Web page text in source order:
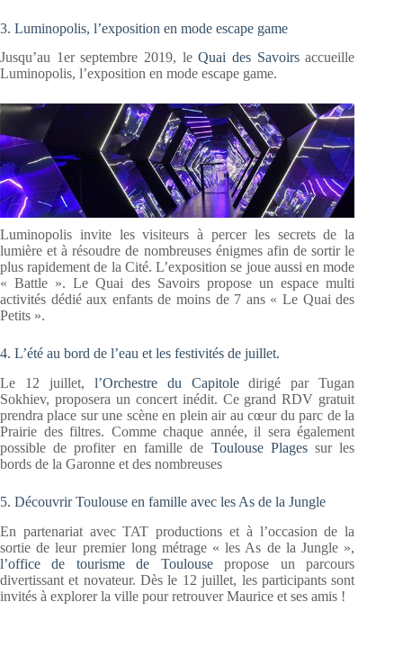
3. Luminopolis, l’exposition en mode escape game
Jusqu’au 1er septembre 2019, leQuai des Savoirsaccueille
Luminopolis, l’exposition en mode escape game.
Luminopolis invite les visiteurs à percer les secrets de la
lumière et à résoudre de nombreuses énigmes afin de sortir le
plus rapidement de la Cité. L’exposition se joue aussi en mode
« Battle ». Le Quai des Savoirs propose un espace multi
activités dédié aux enfants de moins de 7 ans « Le Quai des
Petits ».
4. L’été au bord de l’eau et les festivités de juillet.
Le 12 juillet, l’Orchestre du Capitoledirigé par Tugan
Sokhiev, proposera un concert inédit. Ce grand RDV gratuit
prendra place sur une scène en plein air au cœur du parc de la
Prairie des filtres. Comme chaque année, il sera également
possible de profiter en famille de Toulouse Plagessur les
bords de la Garonne et des nombreuses
5. Découvrir Toulouse en famille avec les As de la Jungle
En partenariat avec TAT productions et à l’occasion de la
sortie de leur premier long métrage « les As de la Jungle »,
l’office de tourisme de Toulousepropose un parcours
divertissant et novateur. Dès le 12 juillet, les participants sont
invités à explorer la ville pour retrouver Maurice et ses amis !